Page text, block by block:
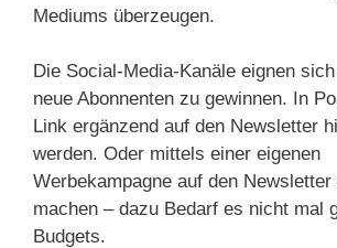
Mediums überzeugen.
Die Social-Media-Kanäle eignen
neue Abonnenten zu gewinnen. In
Link ergänzend auf den Newsletter
werden. Oder mittels einer eigenen
Werbekampagne auf den Newsletter
machen – dazu Bedarf es nicht mal
Budgets.